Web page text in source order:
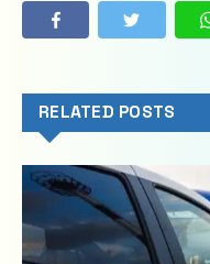
RELATED POSTS